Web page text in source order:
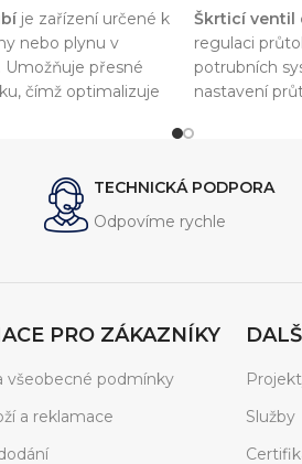
je zařízení určené k
nebo plynu v
přesné
čímž optimalizuje
Škrticí ventil
regulaci
potrubních
nastavení
TECHNICKÁ PODPORA
Odpovíme rychle
PRO ZÁKAZNÍKY
všeobecné podmínky
a reklamace
Služby